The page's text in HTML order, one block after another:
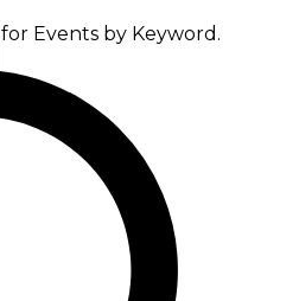
Events by Keyword.